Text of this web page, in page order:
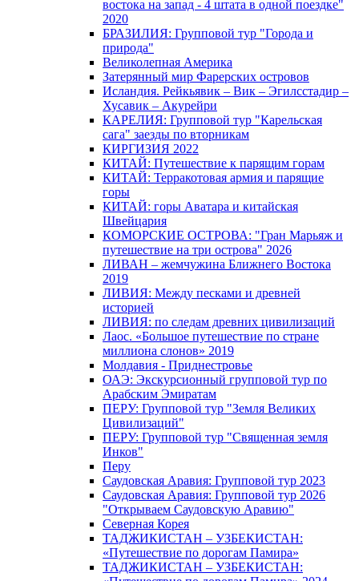
востока на запад - 4 штата в одной поездке"
2020
БРАЗИЛИЯ: Групповой тур "Города и
природа"
Великолепная Америка
Затерянный мир Фарерских островов
Исландия. Рейкьявик – Вик – Эгилсстадир –
Хусавик – Акурейри
КАРЕЛИЯ: Групповой тур "Карельская
сага" заезды по вторникам
КИРГИЗИЯ 2022
КИТАЙ: Путешествие к парящим горам
КИТАЙ: Терракотовая армия и парящие
горы
КИТАЙ: горы Аватара и китайская
Швейцария
КОМОРСКИЕ ОСТРОВА: "Гран Марьяж и
путешествие на три острова" 2026
ЛИВАН – жемчужина Ближнего Востока
2019
ЛИВИЯ: Между песками и древней
историей
ЛИВИЯ: по следам древних цивилизаций
Лаос. «Большое путешествие по стране
миллиона слонов» 2019
Молдавия - Приднестровье
ОАЭ: Экскурсионный групповой тур по
Арабским Эмиратам
ПЕРУ: Групповой тур "Земля Великих
Цивилизаций"
ПЕРУ: Групповой тур "Священная земля
Инков"
Перу
Саудовская Аравия: Групповой тур 2023
Саудовская Аравия: Групповой тур 2026
"Открываем Саудовскую Аравию"
Северная Корея
ТАДЖИКИСТАН – УЗБЕКИСТАН:
«Путешествие по дорогам Памира»
ТАДЖИКИСТАН – УЗБЕКИСТАН: